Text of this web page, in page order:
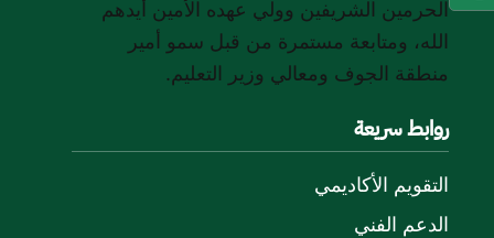
الحرمين الشريفين وولي عهده الأمين أيدهم
الله، ومتابعة مستمرة من قبل سمو أمير
منطقة الجوف ومعالي وزير التعليم.
روابط سريعة
التقويم الأكاديمي
الدعم الفني